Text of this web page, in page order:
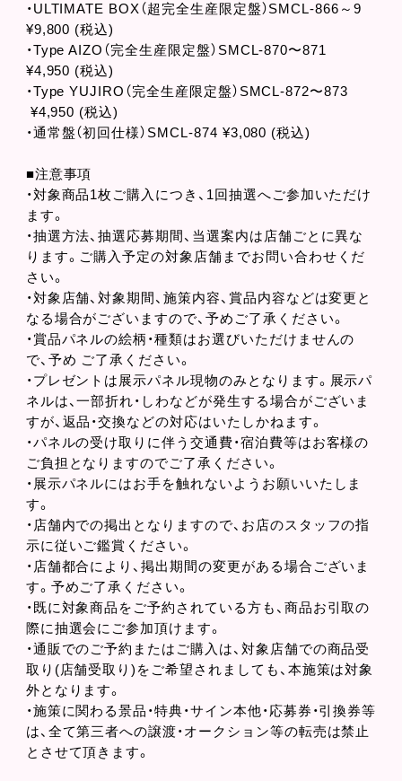
・ULTIMATE BOX（超完全生産限定盤）SMCL-866～9
¥9,800 (税込)
・Type AIZO（完全生産限定盤）SMCL-870〜871
¥4,950 (税込)
・Type YUJIRO（完全生産限定盤）SMCL-872〜873
¥4,950 (税込)
・通常盤（初回仕様）SMCL-874 ¥3,080 (税込)
■注意事項
・対象商品1枚ご購入につき、1回抽選へご参加いただけ
ます。
・抽選方法、抽選応募期間、当選案内は店舗ごとに異な
ります。ご購入予定の対象店舗までお問い合わせくだ
さい。
・対象店舗、対象期間、施策内容、賞品内容などは変更と
なる場合がございますので、予めご了承ください。
・賞品パネルの絵柄・種類はお選びいただけませんの
で、予め ご了承ください。
・プレゼントは展示パネル現物のみとなります。展示パ
ネルは、一部折れ・しわなどが発生する場合がございま
すが、返品・交換などの対応はいたしかねます。
・パネルの受け取りに伴う交通費・宿泊費等はお客様の
ご負担となりますのでご了承ください。
・展示パネルにはお手を触れないようお願いいたしま
す。
・店舗内での掲出となりますので、お店のスタッフの指
示に従いご鑑賞ください。
・店舗都合により、掲出期間の変更がある場合ございま
す。予めご了承ください。
・既に対象商品をご予約されている方も、商品お引取の
際に抽選会にご参加頂けます。
・通販でのご予約またはご購入は、対象店舗での商品受
取り(店舗受取り)をご希望されましても、本施策は対象
外となります。
・施策に関わる景品・特典・サイン本他・応募券・引換券等
は、全て第三者への譲渡・オークション等の転売は禁止
とさせて頂きます。